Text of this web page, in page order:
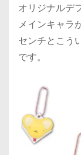
オリジナルデ
メインキャラ
センチとこう
です。